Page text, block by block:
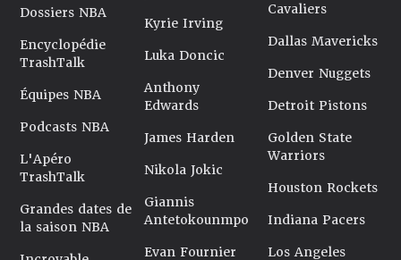
Dossiers NBA
Encyclopédie
TrashTalk
Équipes NBA
Podcasts NBA
L'Apéro
TrashTalk
Grandes dates de
la saison NBA
Kyrie Irving
Luka Doncic
Anthony
Edwards
James Harden
Nikola Jokic
Giannis
Antetokounmpo
Evan Fournier
Cavaliers
Dallas Mavericks
Denver Nuggets
Detroit Pistons
Golden State
Warriors
Houston Rockets
Indiana Pacers
Los Angeles